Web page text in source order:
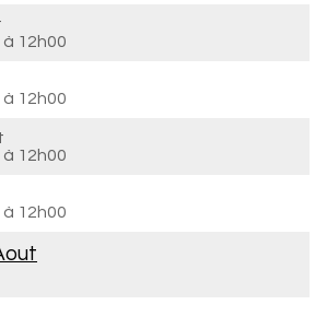
12h00
12h00
12h00
12h00